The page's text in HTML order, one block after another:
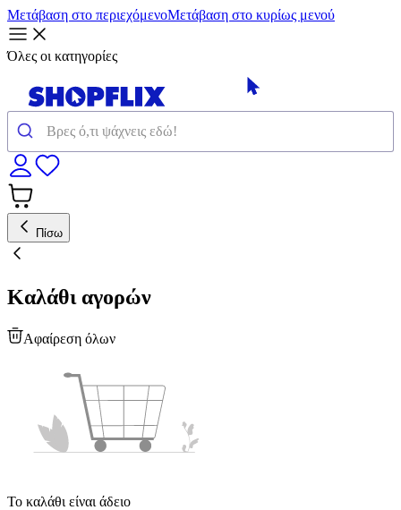
Μετάβαση στο περιεχόμενοΜετάβαση στο κυρίως μενού
Όλες οι κατηγορίες
Πίσω
Καλάθι αγορών
Αφαίρεση όλων
Το καλάθι είναι άδειο